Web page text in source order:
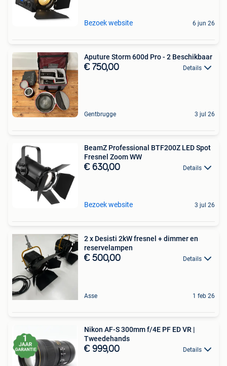
Bezoek website 6 jun 26
Aputure Storm 600d Pro - 2 Beschikbaar
€ 750,00 Details
Gentbrugge 3 jul 26
BeamZ Professional BTF200Z LED Spot
Fresnel Zoom WW
€ 630,00 Details
Bezoek website 3 jul 26
2 x Desisti 2kW fresnel + dimmer en
reservelampen
€ 500,00 Details
Asse 1 feb 26
Nikon AF-S 300mm f/4E PF ED VR |
Tweedehands
€ 999,00 Details